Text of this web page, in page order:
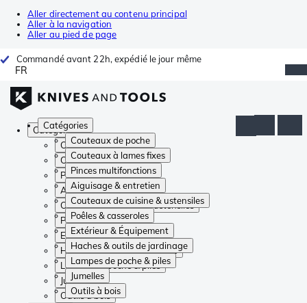
Aller directement au contenu principal
Aller à la navigation
Aller au pied de page
Commandé avant 22h, expédié le jour même
FR
Catégories
Couteaux de poche
Couteaux à lames fixes
Pinces multifonctions
Aiguisage & entretien
Couteaux de cuisine & ustensiles
Poêles & casseroles
Extérieur & Équipement
Haches & outils de jardinage
Lampes de poche & piles
Jumelles
Outils à bois
Catégories
Couteaux de poche
Couteaux à lames fixes
Pinces multifonctions
Aiguisage & entretien
Couteaux de cuisine & ustensiles
Poêles & casseroles
Extérieur & Équipement
Haches & outils de jardinage
Lampes de poche & piles
Jumelles
Outils à bois